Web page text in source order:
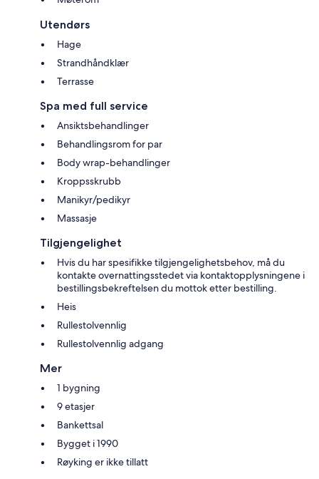
Utendørs
Hage
Strandhåndklær
Terrasse
Spa med full service
Ansiktsbehandlinger
Behandlingsrom for par
Body wrap-behandlinger
Kroppsskrubb
Manikyr/pedikyr
Massasje
Tilgjengelighet
Hvis du har spesifikke tilgjengelighetsbehov, må du
kontakte overnattingsstedet via kontaktopplysningene i
bestillingsbekreftelsen du mottok etter bestilling.
Heis
Rullestolvennlig
Rullestolvennlig adgang
Mer
1 bygning
9 etasjer
Bankettsal
Bygget i 1990
Røyking er ikke tillatt